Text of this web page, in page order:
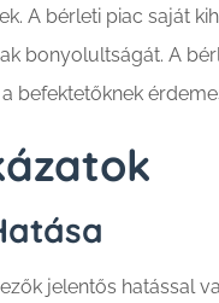
A bérleti piac saját
bonyolultságát. A
befektetőknek
jelentős hatással